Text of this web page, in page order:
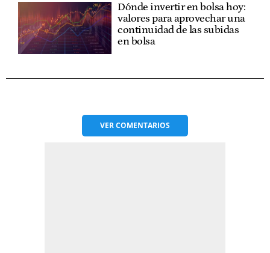
Dónde invertir en bolsa hoy:
valores para aprovechar una
continuidad de las subidas
en bolsa
VERCOMENTARIOS